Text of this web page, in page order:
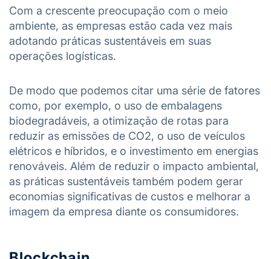
Com a crescente preocupação com o meio
ambiente, as empresas estão cada vez mais
adotando práticas sustentáveis em suas
operações logísticas.
De modo que podemos citar uma série de fatores
como, por exemplo, o uso de embalagens
biodegradáveis, a otimização de rotas para
reduzir as emissões de CO2, o uso de veículos
elétricos e híbridos, e o investimento em energias
renováveis. Além de reduzir o impacto ambiental,
as práticas sustentáveis também podem gerar
economias significativas de custos e melhorar a
imagem da empresa diante os consumidores.